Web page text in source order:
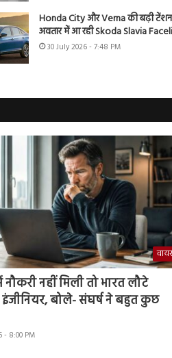
Honda City और Verna की बढ़ी
अवतार में आ रही Skoda Slavia
30 July 2026 - 7:48 PM
नहीं मिली तो भारत लौटे
बोले- संघर्ष ने बहुत कुछ
- 8:00 PM